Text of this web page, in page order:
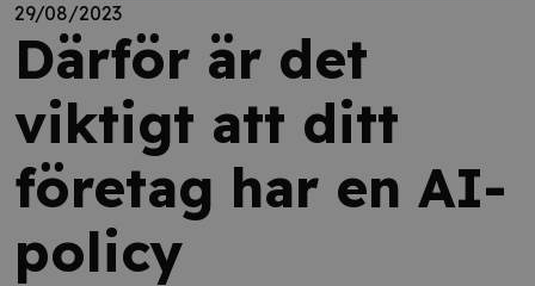
29/08/2023
Därför är det
viktigt att ditt
företag har en AI-
policy